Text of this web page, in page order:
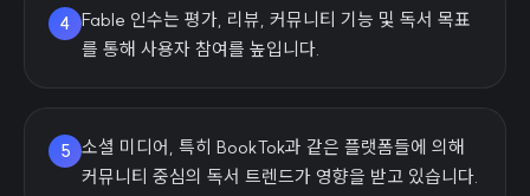
4 Fable 인수는 평가, 리뷰, 커뮤니티 기능 및 독서 목표
를 통해 사용자 참여를 높입니다.
5 소셜 미디어, 특히 BookTok과 같은 플랫폼들에 의해
커뮤니티 중심의 독서 트렌드가 영향을 받고 있습니다.